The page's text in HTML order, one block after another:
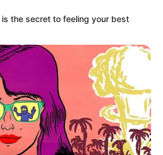
the secret to feeling your best